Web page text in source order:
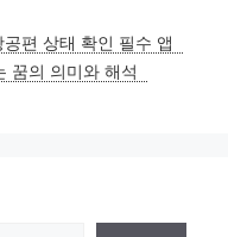
편 상태 확인 필수 앱
꿈의 의미와 해석